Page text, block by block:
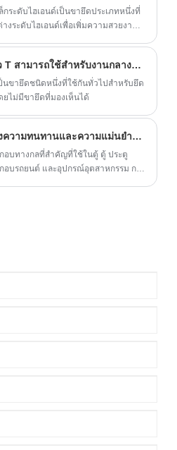
ระดับไฮเอนด์เป็นขายึดประเภทหนึ่งที่
ระดับไฮเอนด์เพื่อเพิ่มความสวยงาม
ขายึดอลูมิเนียมซ่อนรูปตัว T สามารถใช้สำหรับงานกลางแจ้งได้หรือไม่?
นขายึดชนิดหนึ่งที่ใช้กันทั่วไปสำหรับยึด
ยไม่มีขายึดที่มองเห็นได้
บานพับโลหะแผ่นปรับปรุงความทนทานและความแม่นยำในการใช้งานทางอุตสาหกรรมได้อย่างไร
อบทางกลที่สำคัญที่ใช้ในตู้ ตู้ ประตู
อบรถยนต์ และอุปกรณ์อุตสาหกรรม การ
เผชิญ วิธีเลือกประเภทที่ถูกต้อง และ
จึงมีความสำคัญในการจัดหาโซลูชัน